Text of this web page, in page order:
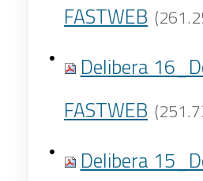
FASTWEB
Delibera
FASTWEB
Delibera